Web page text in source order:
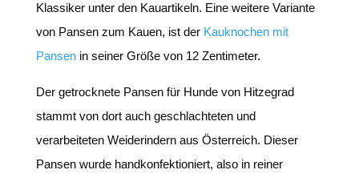
Klassiker unter den Kauartikeln. Eine weitere Variante
von Pansen zum Kauen, ist der Kauknochen mit
Pansenin seiner Größe von 12 Zentimeter.
Der getrocknete Pansen für Hunde von Hitzegrad
stammt von dort auch geschlachteten und
verarbeiteten Weiderindern aus Österreich. Dieser
Pansen wurde handkonfektioniert, also in reiner